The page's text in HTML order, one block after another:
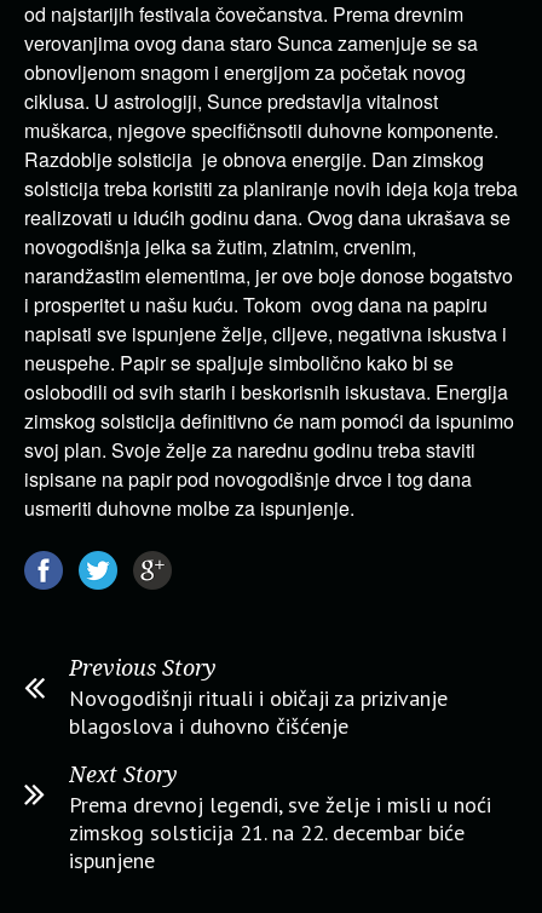
od najstarijih festivala čovečanstva. Prema drevnim
verovanjima ovog dana staro Sunca zamenjuje se sa
obnovljenom snagom i energijom za početak novog
ciklusa. U astrologiji, Sunce predstavlja vitalnost
muškarca, njegove specifičnsotii duhovne komponente.
Razdoblje solsticija je obnova energije. Dan zimskog
solsticija treba koristiti za planiranje novih ideja koja treba
realizovati u idućih godinu dana. Ovog dana ukrašava se
novogodišnja jelka sa žutim, zlatnim, crvenim,
narandžastim elementima, jer ove boje donose bogatstvo
i prosperitet u našu kuću. Tokom ovog dana na papiru
napisati sve ispunjene želje, ciljeve, negativna iskustva i
neuspehe. Papir se spaljuje simbolično kako bi se
oslobodili od svih starih i beskorisnih iskustava. Energija
zimskog solsticija definitivno će nam pomoći da ispunimo
svoj plan. Svoje želje za narednu godinu treba staviti
ispisane na papir pod novogodišnje drvce i tog dana
usmeriti duhovne molbe za ispunjenje.
Previous Story
Novogodišnji rituali i običaji za prizivanje
blagoslova i duhovno čišćenje
Next Story
Prema drevnoj legendi, sve želje i misli u noći
zimskog solsticija 21. na 22. decembar biće
ispunjene